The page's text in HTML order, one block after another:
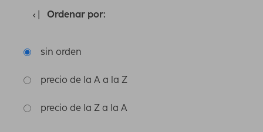
Ordenar por:
sin orden
precio de la A a la Z
precio de la Z a la A